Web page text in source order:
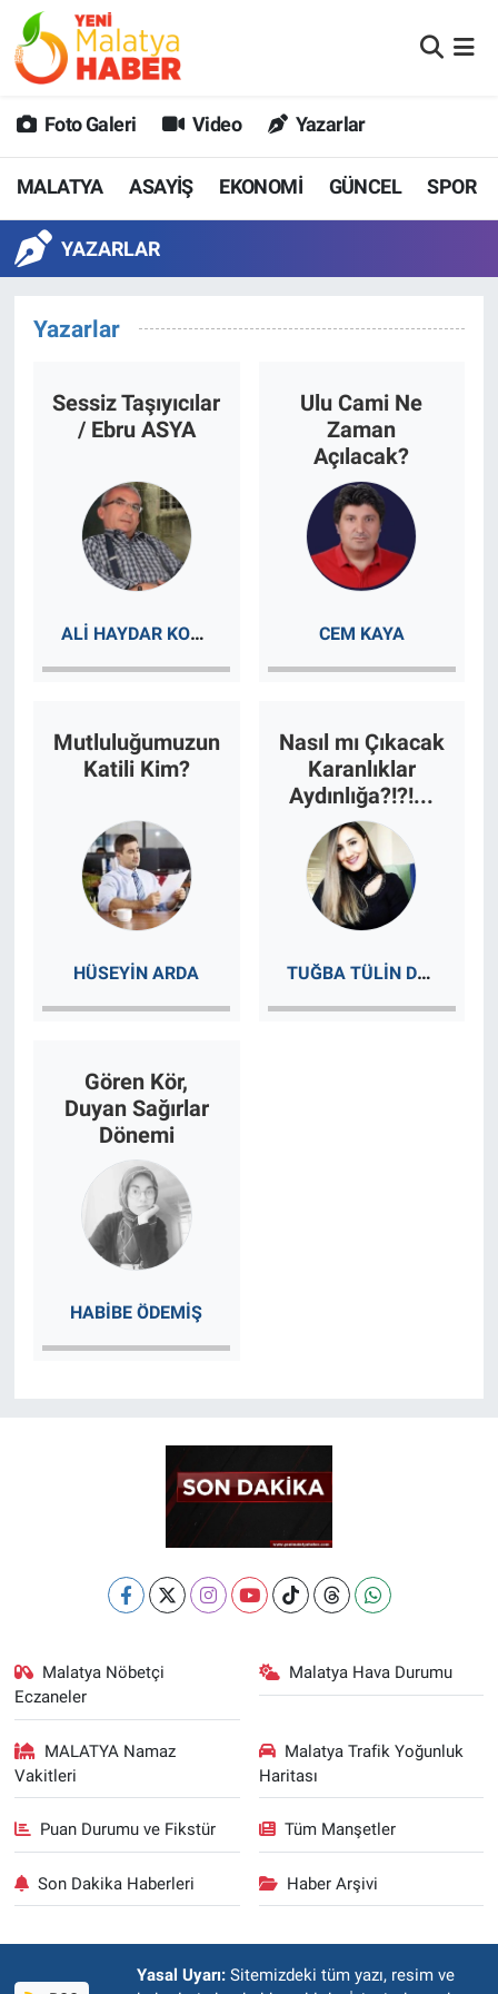
Foto Galeri Video Yazarlar
MALATYA ASAYİŞ EKONOMİ GÜNCEL SPOR
YAZARLAR
Yazarlar
Sessiz Taşıyıcılar
/ Ebru ASYA
ALI HAYDAR KOYUN
Ulu Cami Ne
Zaman
Açılacak?
CEM KAYA
Mutluluğumuzun
Katili Kim?
HÜSEYIN ARDA
Nasıl mı Çıkacak
Karanlıklar
Aydınlığa?!?!...
TUĞBA TÜLIN DURDU
Gören Kör,
Duyan Sağırlar
Dönemi
HABIBE ÖDEMIŞ
Malatya Nöbetçi
Eczaneler
Malatya Hava Durumu
MALATYA Namaz
Vakitleri
Malatya Trafik Yoğunluk
Haritası
Puan Durumu ve Fikstür Tüm Manşetler
Son Dakika Haberleri Haber Arşivi
Yasal Uyarı: Sitemizdeki tüm yazı, resim ve
MALATYA
GÜNCEL
SPOR
EKONOMİ
Malatya Nöbetçi Eczaneler
MALATYA Namaz Vakitleri
Malatya Trafik Yoğunluk Haritası
Son Dakika Haberleri
Haber Arşivi